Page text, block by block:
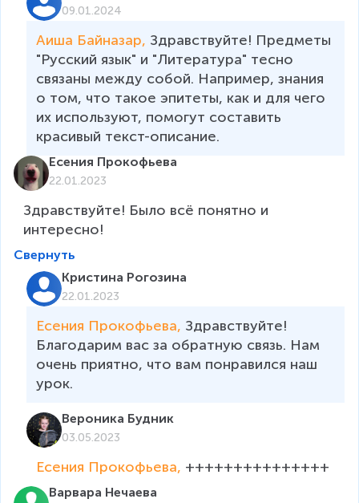
09.01.2024
Аиша Байназар, Здравствуйте! Предметы
"Русский язык" и "Литература" тесно
связаны между собой. Например, знания
о том, что такое эпитеты, как и для чего
их используют, помогут составить
красивый текст-описание.
Есения Прокофьева
22.01.2023
Здравствуйте! Было всё понятно и
интересно!
Свернуть
Кристина Рогозина
22.01.2023
Есения Прокофьева, Здравствуйте!
Благодарим вас за обратную связь. Нам
очень приятно, что вам понравился наш
урок.
Вероника Будник
03.05.2023
Есения Прокофьева, +++++++++++++++
Варвара Нечаева